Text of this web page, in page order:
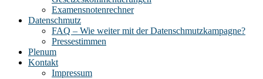
Examensnotenrechner
Datenschmutz
FAQ – Wie weiter mit der Datenschmutzkampagne?
Pressestimmen
Plenum
Kontakt
Impressum